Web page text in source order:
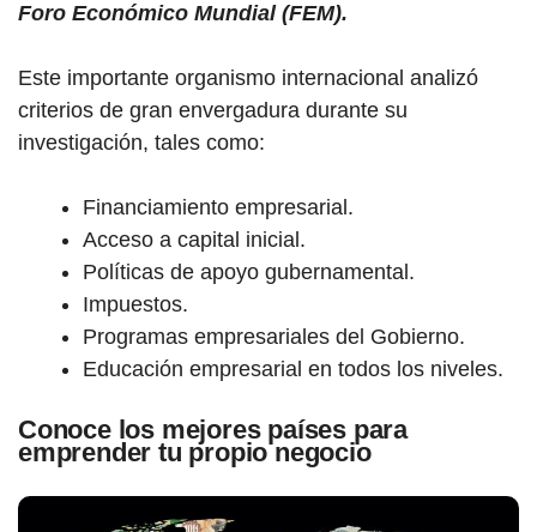
Foro Económico Mundial (FEM).
Este importante organismo internacional analizó
criterios de gran envergadura durante su
investigación, tales como:
Financiamiento empresarial.
Acceso a capital inicial.
Políticas de apoyo gubernamental.
Impuestos.
Programas empresariales del Gobierno.
Educación empresarial en todos los niveles.
Conoce los mejores países para
emprender tu propio negocio